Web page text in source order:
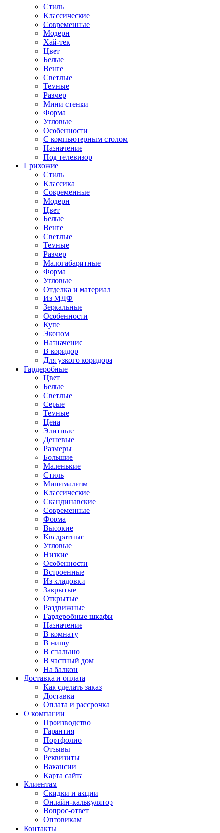
Стиль
Классические
Современные
Модерн
Хай-тек
Цвет
Белые
Венге
Светлые
Темные
Размер
Мини стенки
Форма
Угловые
Особенности
С компьютерным столом
Назначение
Под телевизор
Прихожие
Стиль
Классика
Современные
Модерн
Цвет
Белые
Венге
Светлые
Темные
Размер
Малогабаритные
Форма
Угловые
Отделка и материал
Из МДФ
Зеркальные
Особенности
Купе
Эконом
Назначение
В коридор
Для узкого коридора
Гардеробные
Цвет
Белые
Светлые
Серые
Темные
Цена
Элитные
Дешевые
Размеры
Большие
Маленькие
Стиль
Минимализм
Классические
Скандинавские
Современные
Форма
Высокие
Квадратные
Угловые
Низкие
Особенности
Встроенные
Из кладовки
Закрытые
Открытые
Раздвижные
Гардеробные шкафы
Назначение
В комнату
В нишу
В спальню
В частный дом
На балкон
Доставка и оплата
Как сделать заказ
Доставка
Оплата и рассрочка
О компании
Производство
Гарантия
Портфолио
Отзывы
Реквизиты
Вакансии
Карта сайта
Клиентам
Скидки и акции
Онлайн-калькулятор
Вопрос-ответ
Оптовикам
Контакты